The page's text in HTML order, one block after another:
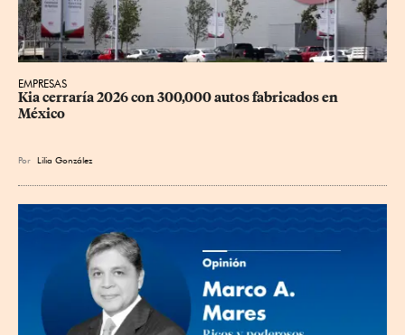
EMPRESAS
Kia cerraría 2026 con 300,000 autos fabricados en
México
Por Lilia González